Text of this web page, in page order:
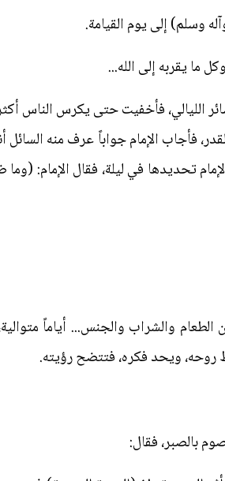
وسلم) إلى يوم القيامة.
ما يقربه إلى الله...
الليالي، فأخفيت حتى يكرس الناس
فأجاب الإمام جواباً عرف منه السائل
تحديدها في ليلة، فقال الإمام: (وما
والشراب والجنس... أياماً
روحه، ويحد فكره، فتتضح رؤيته.
بالصبر، فقال: